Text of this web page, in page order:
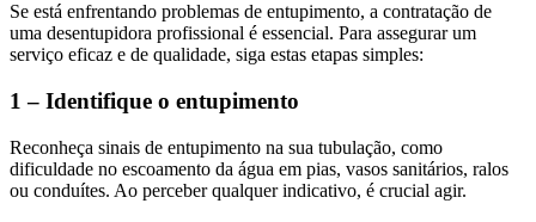
Se está enfrentando problemas de entupimento, a contratação de
uma desentupidora profissional é essencial. Para assegurar um
serviço eficaz e de qualidade, siga estas etapas simples:
1 – Identifique o entupimento
Reconheça sinais de entupimento na sua tubulação, como
dificuldade no escoamento da água em pias, vasos sanitários, ralos
ou conduítes. Ao perceber qualquer indicativo, é crucial agir.